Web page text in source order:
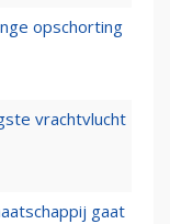
opschorting
vrachtvlucht
gaat